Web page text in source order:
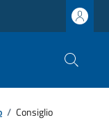
/ Consiglio